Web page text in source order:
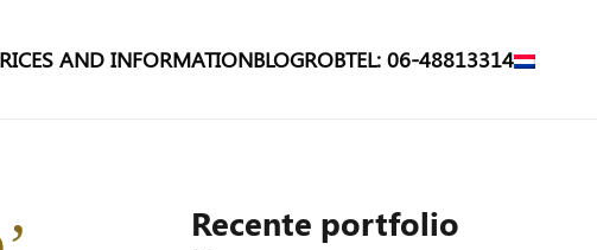
AND INFORMATIONBLOGROBTEL: 06-48813314
Recente portfolio